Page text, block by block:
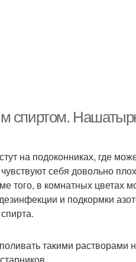
спиртом.
на подоконниках, где
себя довольно
того, в комнатных цветах
и подкормки
такими растворами